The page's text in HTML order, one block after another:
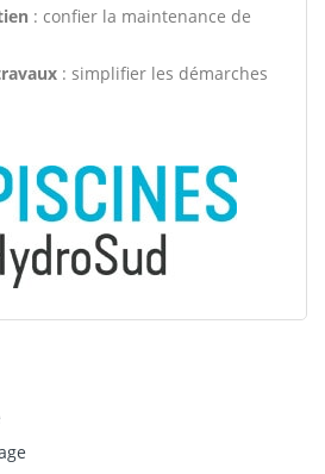
: confier la maintenance de
: simplifier les démarches